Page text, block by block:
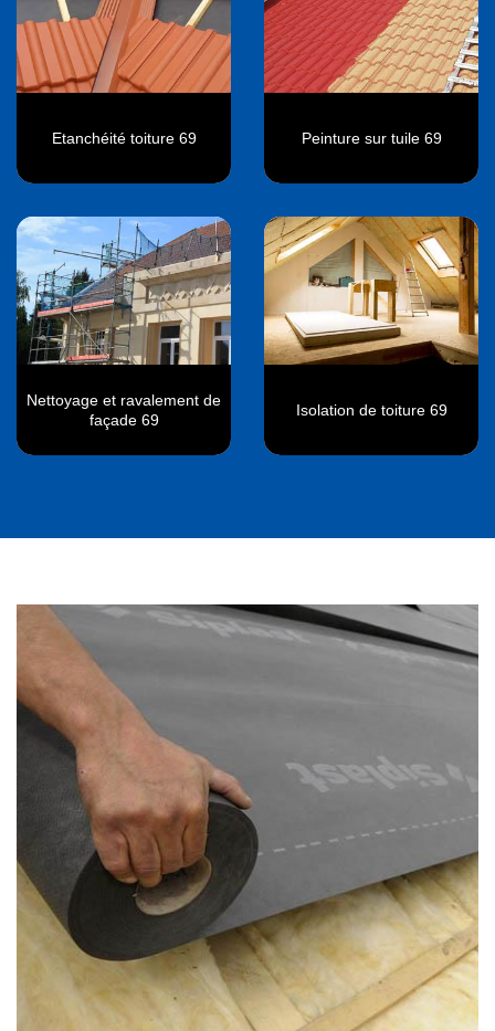
Etanchéité toiture 69 Peinture sur tuile 69
Nettoyage et ravalement de
façade 69
Isolation de toiture 69